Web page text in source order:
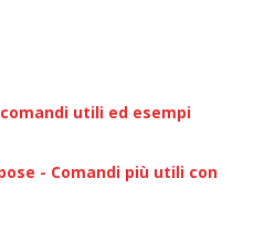
utili ed esempi
- Comandi più utili con